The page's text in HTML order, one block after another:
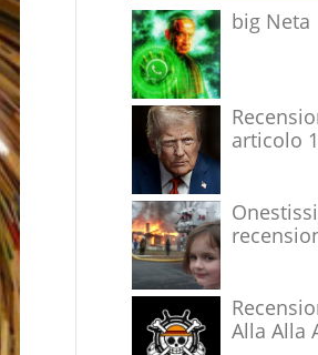
big Neta
articolo
Alla Alla